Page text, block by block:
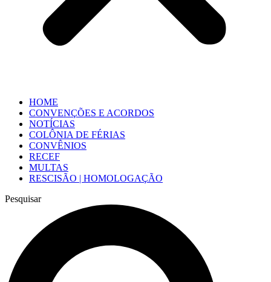
HOME
CONVENÇÕES E ACORDOS
NOTÍCIAS
COLÔNIA DE FÉRIAS
CONVÊNIOS
RECEF
MULTAS
RESCISÃO | HOMOLOGAÇÃO
Pesquisar